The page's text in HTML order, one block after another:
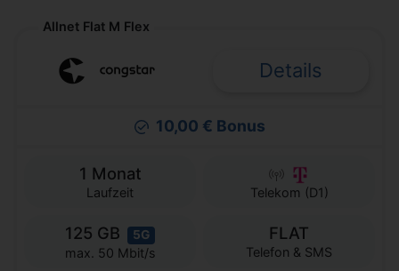
Allnet Flat M Flex
Details
10,00 € Bonus
1 Monat
Laufzeit Telekom (D1)
125 GB 5G
max. 50 Mbit/s
FLAT
Telefon & SMS